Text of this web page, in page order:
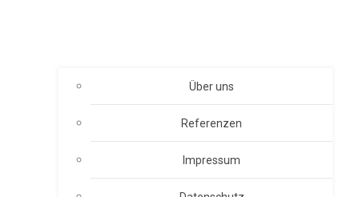
Über uns
Referenzen
Impressum